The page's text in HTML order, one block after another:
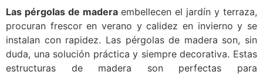
Las pérgolas de madera embellecen el jardín y terraza,
procuran frescor en verano y calidez en invierno y se
instalan con rapidez. Las pérgolas de madera son, sin
duda, una solución práctica y siempre decorativa. Estas
estructuras de madera son perfectas para